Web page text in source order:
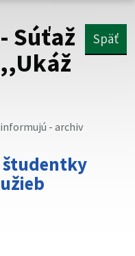
informácie iba
stránka
Súťaž
Späť
- archiv
študentky